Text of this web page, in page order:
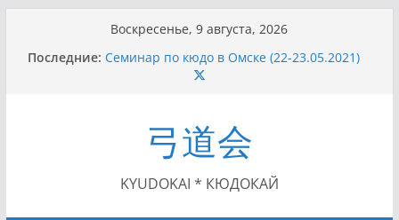
содержимому
Воскресенье, 9 августа, 2026
Последние: Семинар по кюдо в Омске (22-23.05.2021)
Чемпионат Росcии, Дёмино (2-5.09.2021)
II Кубок Посла Японии в России по Кюдо,
Орёл (25.07.2021)
I этап Кубка Московской области по Кюдо /
Сейдокан II (27.06.2021)
弓道会
KYUDOKAI * КЮДОКАЙ